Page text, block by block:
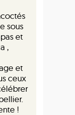
sous
et
,
et
ceux
!